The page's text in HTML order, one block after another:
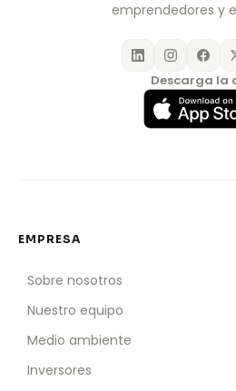
emprendedores y
Descarga la
EMPRESA
Sobre nosotros
Nuestro equipo
Medio ambiente
Inversores